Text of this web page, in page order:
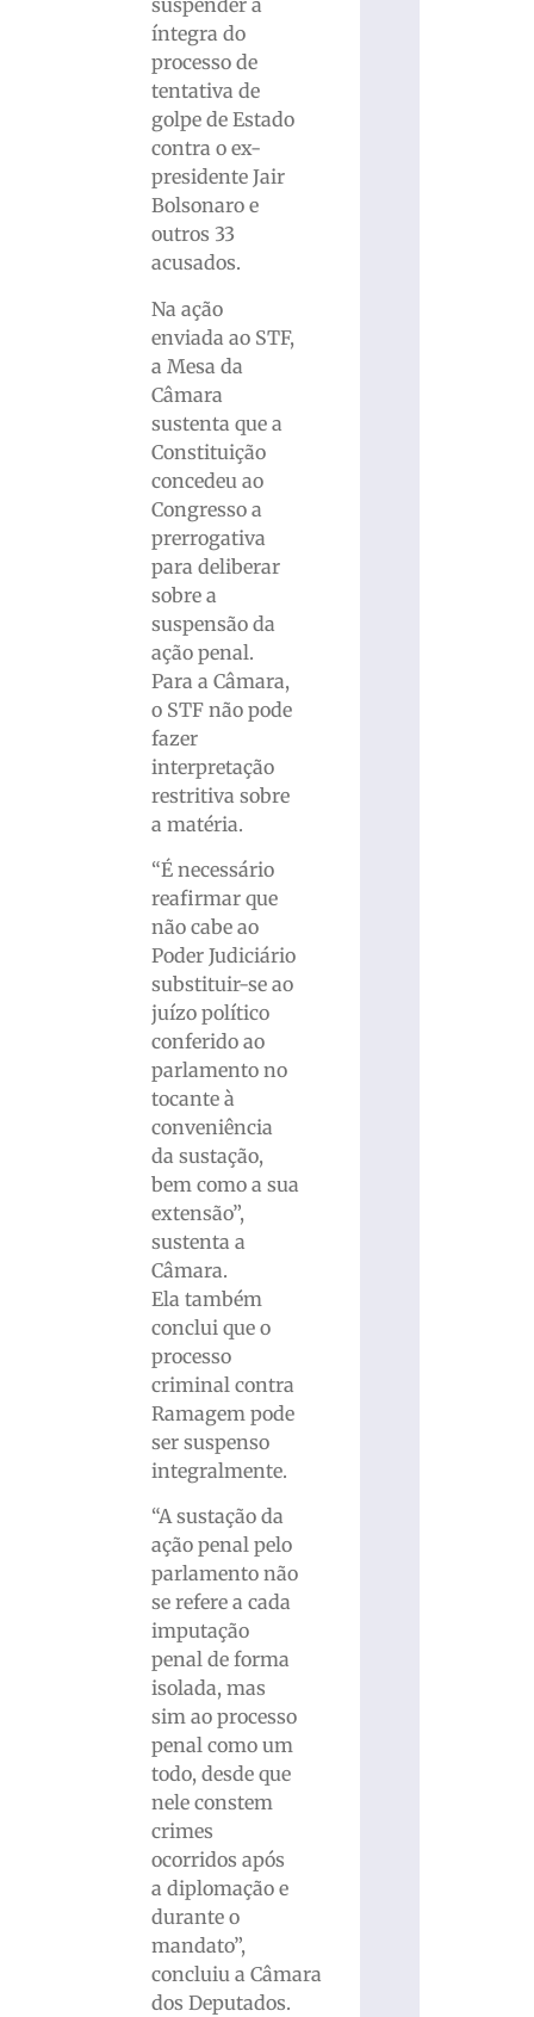
suspender a
íntegra do
processo de
tentativa de
golpe de Estado
contra o ex-
presidente Jair
Bolsonaro e
outros 33
acusados.
Na ação
enviada ao STF,
a Mesa da
Câmara
sustenta que a
Constituição
concedeu ao
Congresso a
prerrogativa
para deliberar
sobre a
suspensão da
ação penal.
Para a Câmara,
o STF não pode
fazer
interpretação
restritiva sobre
a matéria.
“É necessário
reafirmar que
não cabe ao
Poder Judiciário
substituir-se ao
juízo político
conferido ao
parlamento no
tocante à
conveniência
da sustação,
bem como a sua
extensão”,
sustenta a
Câmara.
Ela também
conclui que o
processo
criminal contra
Ramagem pode
ser suspenso
integralmente.
“A sustação da
ação penal pelo
parlamento não
se refere a cada
imputação
penal de forma
isolada, mas
sim ao processo
penal como um
todo, desde que
nele constem
crimes
ocorridos após
a diplomação e
durante o
mandato”,
concluiu a Câmara
dos Deputados.